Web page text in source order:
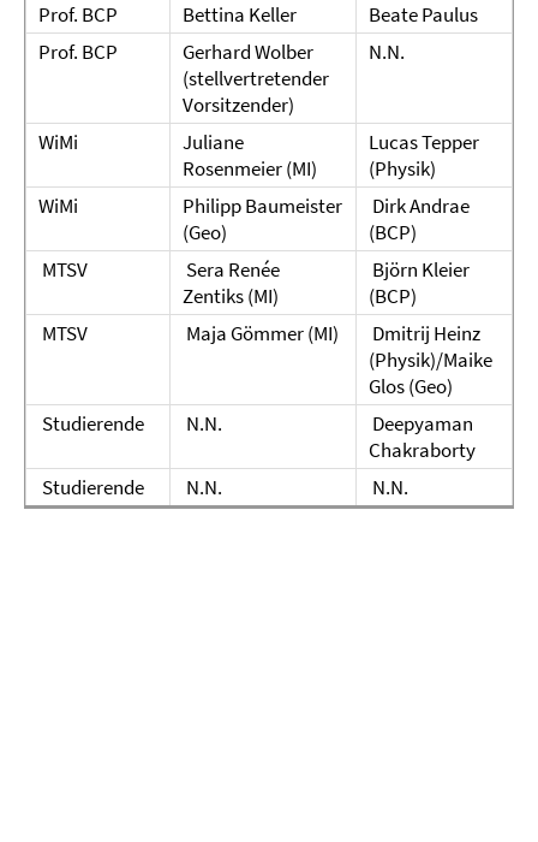
Prof. BCP
Bettina Keller
Beate Paulus
Prof. BCP
Gerhard Wolber
(stellvertretender
Vorsitzender)
N.N.
WiMi
Juliane
Rosenmeier (MI)
Lucas Tepper
(Physik)
WiMi
Philipp Baumeister
(Geo)
Dirk Andrae
(BCP)
MTSV
Sera Renée
Zentiks (MI)
Björn Kleier
(BCP)
MTSV
Maja Gömmer (MI)
Dmitrij Heinz
(Physik)/Maike
Glos (Geo)
Studierende
N.N.
Deepyaman
Chakraborty
Studierende
N.N. N.N.